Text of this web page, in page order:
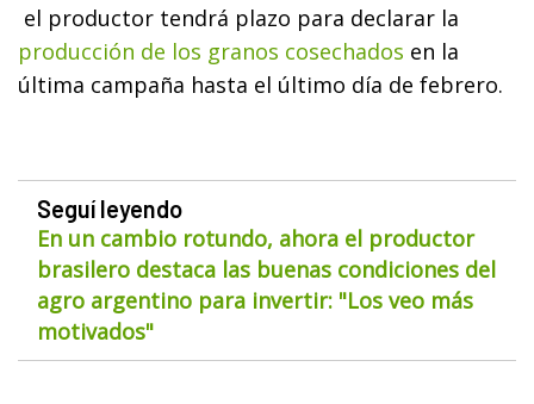
el productor tendrá plazo para declarar la
producción de los granos cosechados en la
última campaña hasta el último día de febrero.
Seguí leyendo
En un cambio rotundo, ahora el productor
brasilero destaca las buenas condiciones del
agro argentino para invertir: "Los veo más
motivados"